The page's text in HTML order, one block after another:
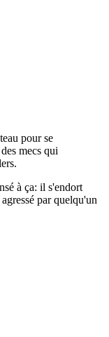
pour se
mecs qui
à ça: il s'endort
par quelqu'un